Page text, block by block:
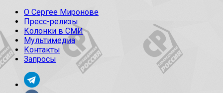
О Сергее Миронове
Пресс-релизы
Колонки в СМИ
Мультимедиа
Контакты
Запросы